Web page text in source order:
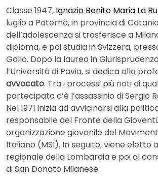
Classe 1947, Ignazio Benito Maria La
luglio a Paternò, in provincia di
dell’adolescenza si trasferisce a
diploma, e poi studia in Svizzera,
Gallo. Dopo la laurea in
l’Università di Pavia, si dedica alla
avvocato. Tra i processi più noti ai
partecipato c’è l’assassinio di Sergio
Nel 1971 inizia ad avvicinarsi alla
responsabile del Fronte della
organizzazione giovanile del
Italiano (MSI). In seguito, viene eletto
regionale della Lombardia e poi al
di San Donato Milanese